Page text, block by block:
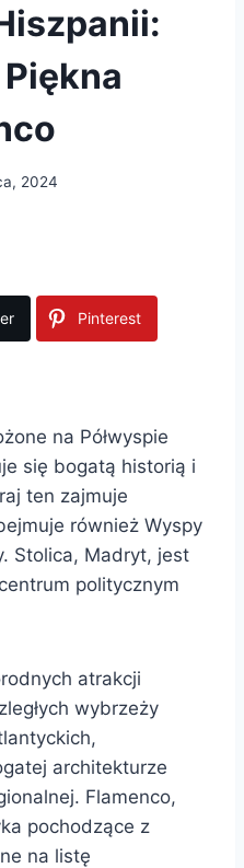
2024
Pinterest
na Półwyspie
się bogatą historią i
ten zajmuje
również Wyspy
Stolica, Madryt, jest
politycznym
atrakcji
wybrzeży
architekturze
Flamenco,
pochodzące z
na listę